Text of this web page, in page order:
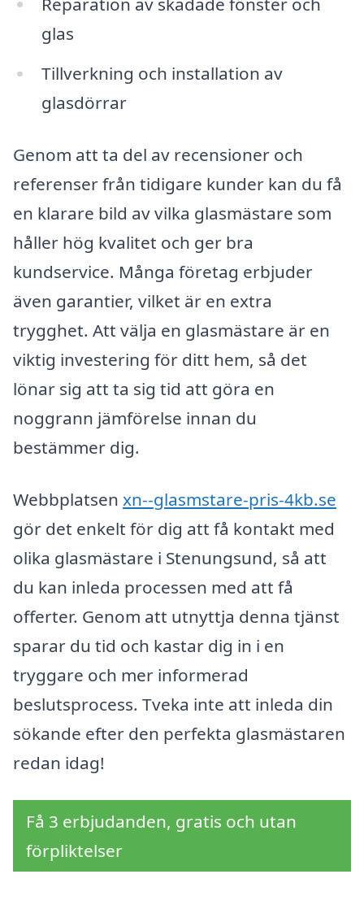
glas
Tillverkning och installation av
glasdörrar
Genom att ta del av recensioner och
referenser från tidigare kunder kan du få
en klarare bild av vilka glasmästare som
håller hög kvalitet och ger bra
kundservice. Många företag erbjuder
även garantier, vilket är en extra
trygghet. Att välja en glasmästare är en
viktig investering för ditt hem, så det
lönar sig att ta sig tid att göra en
noggrann jämförelse innan du
bestämmer dig.
Webbplatsen xn--glasmstare-pris-4kb.se
gör det enkelt för dig att få kontakt med
olika glasmästare i Stenungsund, så att
du kan inleda processen med att få
offerter. Genom att utnyttja denna tjänst
sparar du tid och kastar dig in i en
tryggare och mer informerad
beslutsprocess. Tveka inte att inleda din
sökande efter den perfekta glasmästaren
redan idag!
Få 3 erbjudanden, gratis och utan
förpliktelser